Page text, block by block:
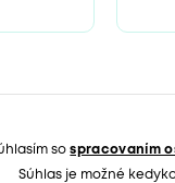
sospracovaním
Súhlas je možné